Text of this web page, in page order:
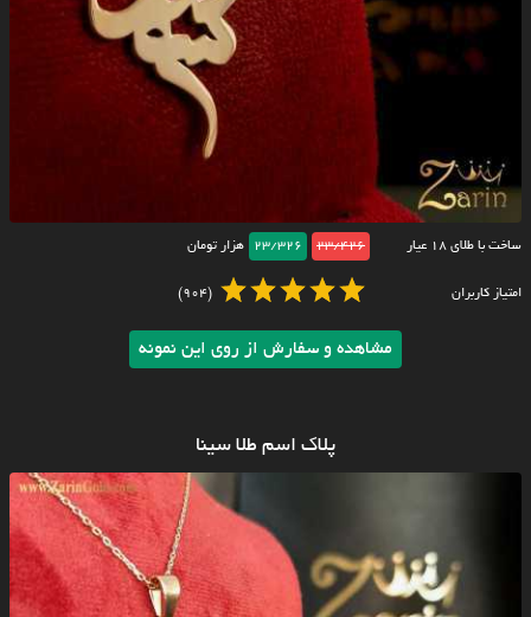
ساخت با طلای ۱۸ عیار 23/426
23/326 هزار تومان
امتیاز کاربران (904)
مشاهده و سفارش از روی این نمونه
پلاک اسم طلا سینا